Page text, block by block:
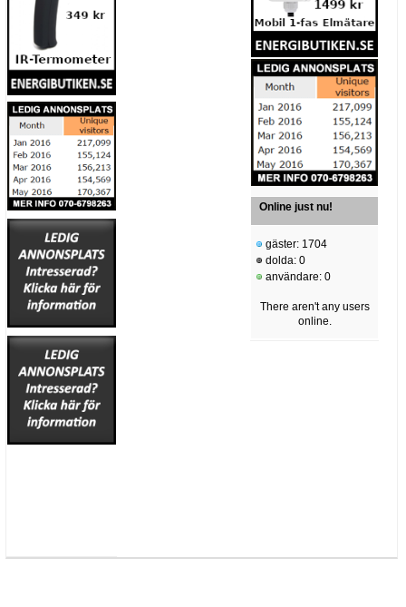
Online just nu!
gäster: 1704
dolda: 0
användare: 0
There aren't any users
online.